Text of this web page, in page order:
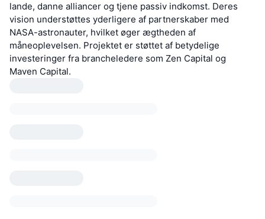
lande, danne alliancer og tjene passiv indkomst. Deres
vision understøttes yderligere af partnerskaber med
NASA-astronauter, hvilket øger ægtheden af
måneoplevelsen. Projektet er støttet af betydelige
investeringer fra brancheledere som Zen Capital og
Maven Capital.